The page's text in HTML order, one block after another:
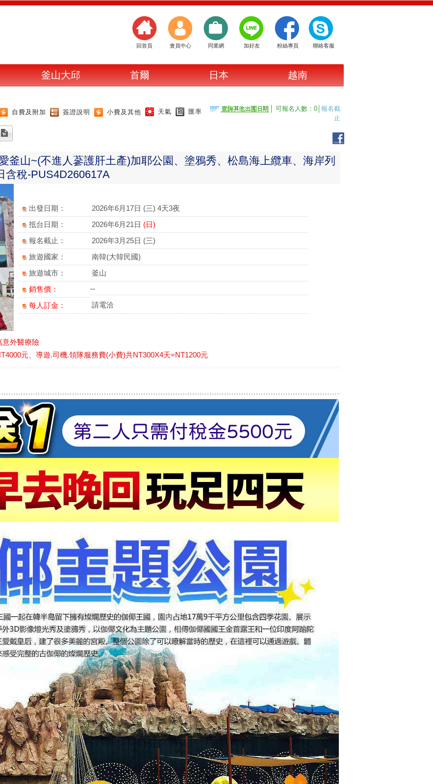
聯絡客服
粉絲專頁
加好友
同業網
會員中心
回首頁
釜山大邱 首爾 日本 越南
自費及附加 簽證說明 小費及其他 天氣 匯率 │ 可報名人數：0│ 報名截
止
釜山~(不進人蔘護肝土產)加耶公園、塗鴉秀、松島海上纜車、海岸列
含稅-PUS4D260617A
出發日期：
2026年6月17日 (三) 4天3夜
抵台日期：
2026年6月21日 (日)
報名截止：
2026年3月25日 (三)
旅遊國家：
南韓(大韓民國)
旅遊城市：
釜山
銷售價：
--
每人訂金：
請電洽
意外醫療險
元、導遊.司機.領隊服務費(小費)共NT300X4天=NT1200元